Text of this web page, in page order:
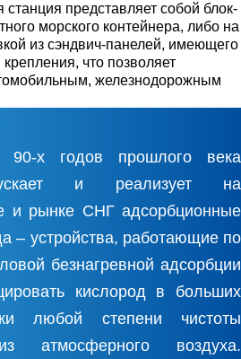
представляет собой блок-
морского контейнера, либо на
из сэндвич-панелей, имеющего
что позволяет
железнодорожным
х годов прошлого века
и реализует на
и рынке СНГ адсорбционные
– устройства, работающие по
безнагревной адсорбции
кислород в больших
любой степени чистоты
атмосферного воздуха.